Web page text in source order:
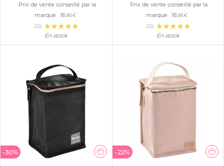
Prix de vente conseillé par la
marque : 16,90 €
(22)
En stock
Prix de vente conseillé par la
marque :16,90 €
(22)
En stock
-30% -22%